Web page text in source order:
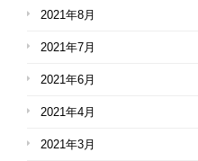
2021年8月
2021年7月
2021年6月
2021年4月
2021年3月